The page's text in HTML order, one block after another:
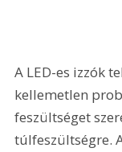
A LED-es izzók
kellemetlen
feszültséget
túlfeszültségre.